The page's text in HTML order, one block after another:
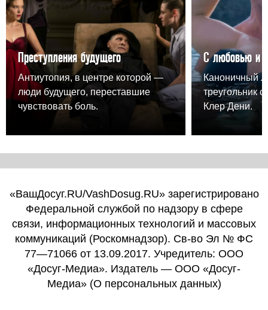
Преступления будущего
Антиутопия, в центре которой —
люди будущего, переставшие
чувствовать боль.
С любовью и
Каноничный
треугольник
Клер Дени.
«ВашДосуг.RU/VashDosug.RU» зарегистрировано
Федеральной службой по надзору в сфере
связи, информационных технологий и массовых
коммуникаций (Роскомнадзор). Св-во Эл № ФС
77—71066 от 13.09.2017. Учредитель: ООО
«Досуг-Медиа». Издатель — ООО «Досуг-
Медиа» (О персональных данных)